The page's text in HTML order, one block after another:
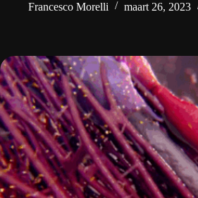
Francesco Morelli
maart 26, 2023